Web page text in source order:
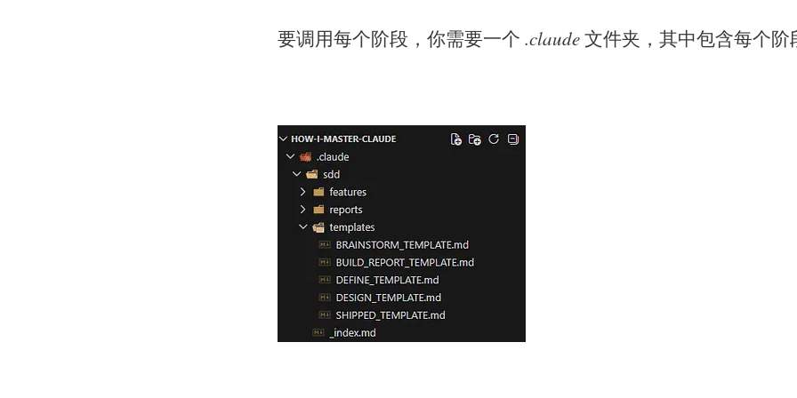
要调用每个阶段，你需要一个 .claude文件夹，其中包含每个阶